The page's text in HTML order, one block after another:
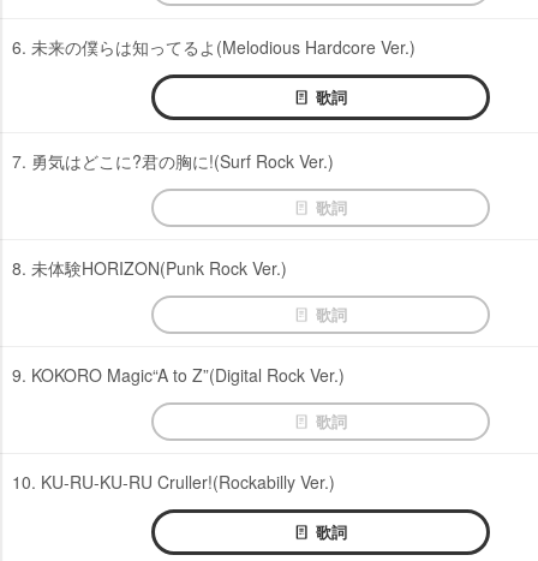
6. 未来の僕らは知ってるよ(Melodious Hardcore Ver.)
歌詞
7. 勇気はどこに?君の胸に!(Surf Rock Ver.)
歌詞
8. 未体験HORIZON(Punk Rock Ver.)
歌詞
9. KOKORO Magic“A to Z”(Digital Rock Ver.)
歌詞
10. KU-RU-KU-RU Cruller!(Rockabilly Ver.)
歌詞